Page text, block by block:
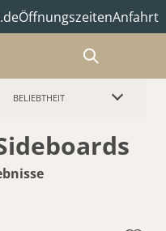
ÖffnungszeitenAnfahrt
BELIEBTHEIT